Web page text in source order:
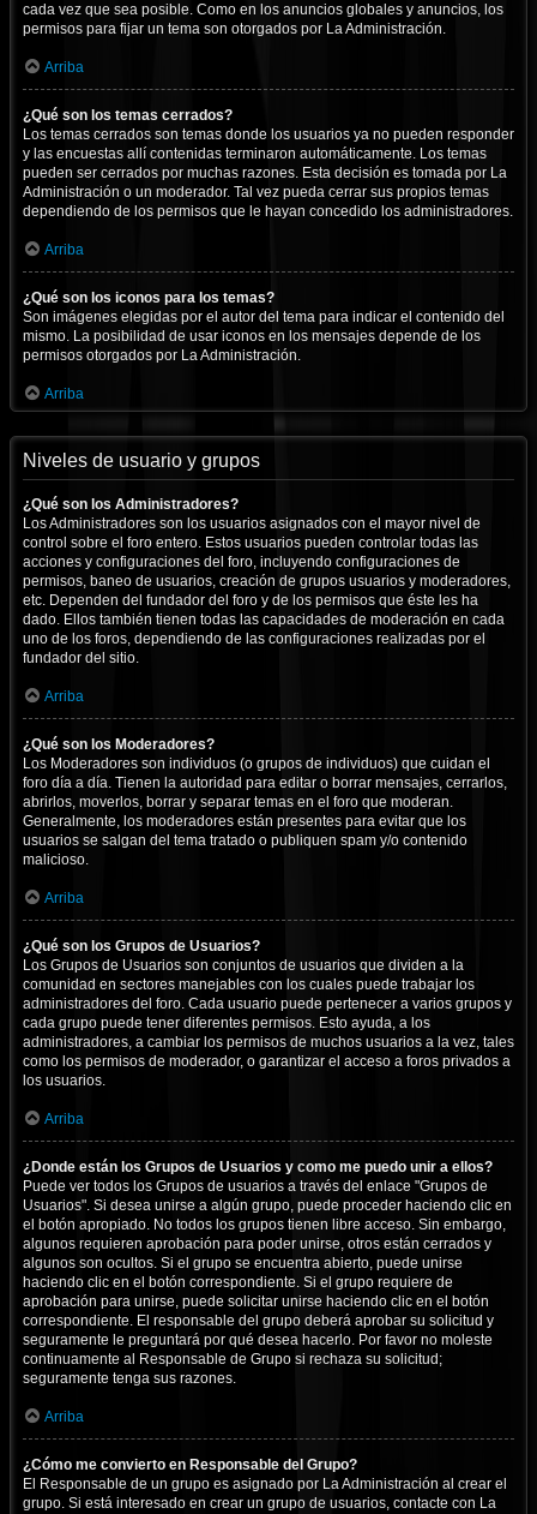
cada vez que sea posible. Como en los anuncios globales y anuncios, los
permisos para fijar un tema son otorgados por La Administración.
Arriba
¿Qué son los temas cerrados?
Los temas cerrados son temas donde los usuarios ya no pueden responder
y las encuestas allí contenidas terminaron automáticamente. Los temas
pueden ser cerrados por muchas razones. Esta decisión es tomada por La
Administración o un moderador. Tal vez pueda cerrar sus propios temas
dependiendo de los permisos que le hayan concedido los administradores.
Arriba
¿Qué son los iconos para los temas?
Son imágenes elegidas por el autor del tema para indicar el contenido del
mismo. La posibilidad de usar iconos en los mensajes depende de los
permisos otorgados por La Administración.
Arriba
Niveles de usuario y grupos
¿Qué son los Administradores?
Los Administradores son los usuarios asignados con el mayor nivel de
control sobre el foro entero. Estos usuarios pueden controlar todas las
acciones y configuraciones del foro, incluyendo configuraciones de
permisos, baneo de usuarios, creación de grupos usuarios y moderadores,
etc. Dependen del fundador del foro y de los permisos que éste les ha
dado. Ellos también tienen todas las capacidades de moderación en cada
uno de los foros, dependiendo de las configuraciones realizadas por el
fundador del sitio.
Arriba
¿Qué son los Moderadores?
Los Moderadores son individuos (o grupos de individuos) que cuidan el
foro día a día. Tienen la autoridad para editar o borrar mensajes, cerrarlos,
abrirlos, moverlos, borrar y separar temas en el foro que moderan.
Generalmente, los moderadores están presentes para evitar que los
usuarios se salgan del tema tratado o publiquen spam y/o contenido
malicioso.
Arriba
¿Qué son los Grupos de Usuarios?
Los Grupos de Usuarios son conjuntos de usuarios que dividen a la
comunidad en sectores manejables con los cuales puede trabajar los
administradores del foro. Cada usuario puede pertenecer a varios grupos y
cada grupo puede tener diferentes permisos. Esto ayuda, a los
administradores, a cambiar los permisos de muchos usuarios a la vez, tales
como los permisos de moderador, o garantizar el acceso a foros privados a
los usuarios.
Arriba
¿Donde están los Grupos de Usuarios y como me puedo unir a ellos?
Puede ver todos los Grupos de usuarios a través del enlace "Grupos de
Usuarios". Si desea unirse a algún grupo, puede proceder haciendo clic en
el botón apropiado. No todos los grupos tienen libre acceso. Sin embargo,
algunos requieren aprobación para poder unirse, otros están cerrados y
algunos son ocultos. Si el grupo se encuentra abierto, puede unirse
haciendo clic en el botón correspondiente. Si el grupo requiere de
aprobación para unirse, puede solicitar unirse haciendo clic en el botón
correspondiente. El responsable del grupo deberá aprobar su solicitud y
seguramente le preguntará por qué desea hacerlo. Por favor no moleste
continuamente al Responsable de Grupo si rechaza su solicitud;
seguramente tenga sus razones.
Arriba
¿Cómo me convierto en Responsable del Grupo?
El Responsable de un grupo es asignado por La Administración al crear el
grupo. Si está interesado en crear un grupo de usuarios, contacte con La